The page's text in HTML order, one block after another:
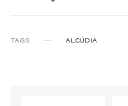
TAGS ALCÚDIA